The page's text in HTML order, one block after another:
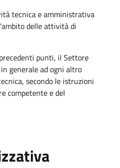
tecnica e amministrativa
delle attività di
punti, il Settore
generale ad ogni altro
secondo le istruzioni
competente e del